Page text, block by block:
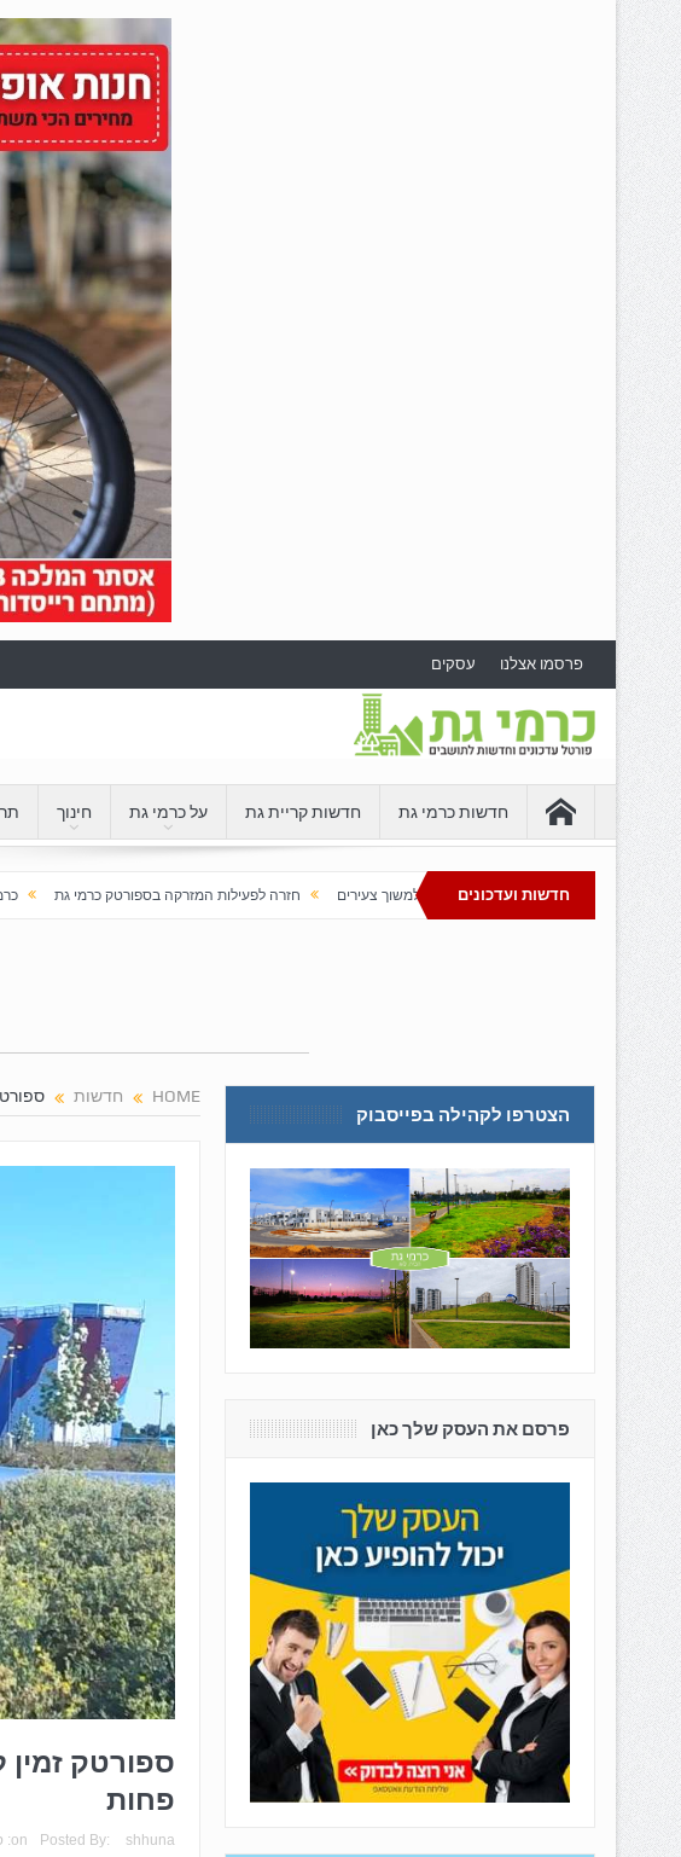
פרסמו אצלנו עסקים
חדשות כרמי גת חדשות קריית גת על כרמי גת חינוך
חדשות ועדכונים
בדרום שממשיכה למשוך צעירים חזרה לפעילות המזרקה בספורטק כרמי גת כרמי גת מתחדשת עם
HOME חדשות
ספורטק
פחות
Posted By: shhuna
on:
הצטרפו לקהילה בפייסבוק
פרסם את העסק שלך כאן